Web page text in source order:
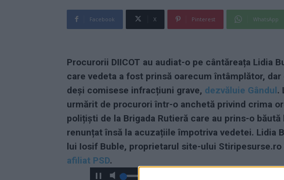
Facebook X Pinterest WhatsApp
Procurorii DIICOT au audiat-o pe cântăreața Lidia
care vedeta a fost prinsă oarecum întâmplător,
deși comisese infracțiuni grave, dezvăluie Gândul.
urmărit de procurori într-o anchetă privind crima
polițiști de la Brigada Rutieră care au prins-o
renunțat însă la acuzațiile împotriva vedetei. Lidia
lui Iosif Buble, proprietarul site-ului Stiripesurse.ro
afiliat PSD.